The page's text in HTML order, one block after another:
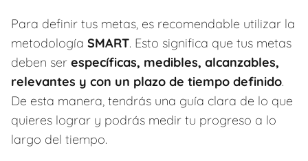
Para definir tus metas, es recomendable utilizar la
metodología SMART. Esto significa que tus metas
deben ser específicas, medibles, alcanzables,
relevantes y con un plazo de tiempo definido.
De esta manera, tendrás una guía clara de lo que
quieres lograr y podrás medir tu progreso a lo
largo del tiempo.